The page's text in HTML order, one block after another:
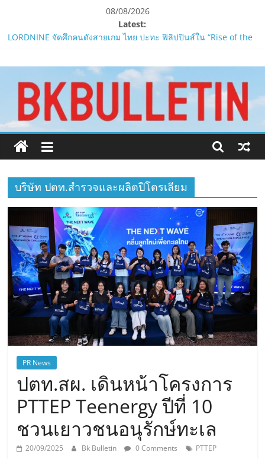
content
08/08/2026
Latest:
LORDNINE จัดศึกคนดังสายเกม ไทย ปะทะ ฟิลิปปินส์ใน “Rise of the
ห้ามพลาด! Smilegate เปิดตัว ‘เฮเลนา’ เซิร์ฟเวอร์ใหม่ของ
LORDNINE 29 ก.ค. นี้
LORDNINE ครบรอบ 1 ปี! Smilegate เปิด “Helena” เซิร์ฟฯ ใหม่
พร้อมอาวุธเคียวและศึกกิลด์-PvP เดือดครึ่งปีหลัง 2026
Smilegate ฉลองครบรอบ 1 ปี “Lordnine”เปิดตัวเซิร์ฟใหม่ ‘Helena’
บูสต์ EXP กระฉูด 50% พร้อมแจกซัมมอนสูงสุด 1,111 ครั้ง!
เสนอ
ข่าว
ครบ
ทุก
บริษัท ปตท.สำรวจและผลิตปิโตรเลียม
PR News
ปตท.สผ. เดินหน้าโครงการ
PTTEP Teenergy ปีที่ 10
ชวนเยาวชนอนุรักษ์ทะเล
20/09/2025 Bk Bulletin 0 Comments
PTTEP